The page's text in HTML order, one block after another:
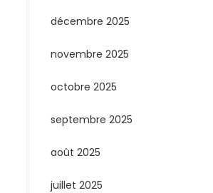
décembre 2025
novembre 2025
octobre 2025
septembre 2025
août 2025
juillet 2025